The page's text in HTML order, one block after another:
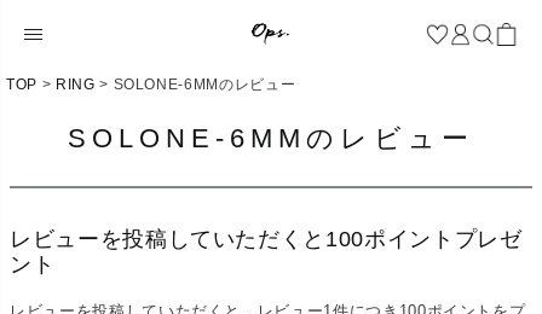
TOP RING SOLONE-6MMのレビュー
SOLONE-6MMのレビュー
レビューを投稿していただくと100ポイントプレゼ
ント